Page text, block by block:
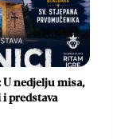
nedjelju misa,
predstava